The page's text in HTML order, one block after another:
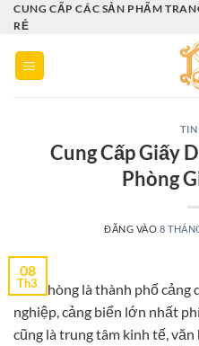
Bỏ
qua
nội
dung
CUNG CẤP CÁC SẢN PHẨM
RẺ
TIN
Cung Cấp Giấy
Phòng
ĐĂNG VÀO 8
08
Th3
Hải Phòng là thành phố
nghiệp, cảng biển lớn nhất
cũng là trung tâm kinh tế, văn